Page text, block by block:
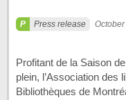
Press release
Profitant de la Saison
plein, l’Association des
Bibliothèques de